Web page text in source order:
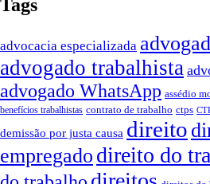
Tags
advocacia especializada
advogado trabalhista
advogado WhatsApp assédio
benefícios trabalhistas contrato de trabalho ctps
demissão por justa causa direito
empregado direito do